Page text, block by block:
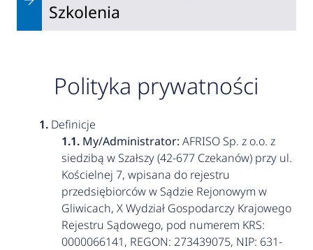
Szkolenia
Polityka prywatności
Definicje
My/Administrator: AFRISO Sp. z o.o. z
siedzibą w Szałszy (42-677 Czekanów) przy ul.
Kościelnej 7, wpisana do rejestru
przedsiębiorców w Sądzie Rejonowym w
Gliwicach, X Wydział Gospodarczy Krajowego
Rejestru Sądowego, pod numerem KRS:
0000066141, REGON: 273439075, NIP: 631-